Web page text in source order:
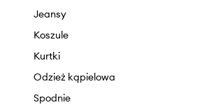
Spodnie i legginsy
Szorty
Swetry
Topy i t-shirty
Sneakersy
Śniegowce
Trampki i tenisówki
Czapki i kapelusze
Plecaki
Torebki
Jeansy
Koszule
Kurtki
Odzież kąpielowa
Spodnie